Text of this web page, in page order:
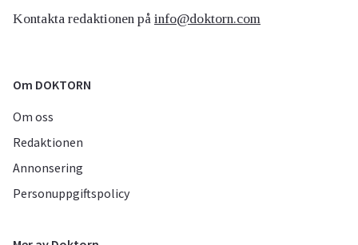
Kontakta redaktionen på info@doktorn.com
Om DOKTORN
Om oss
Redaktionen
Annonsering
Personuppgiftspolicy